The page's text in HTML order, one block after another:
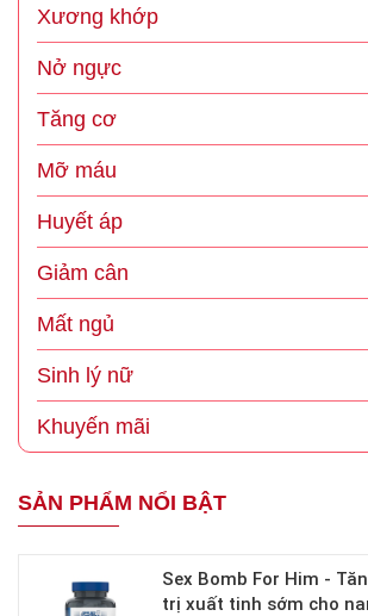
Xương khớp
Nở ngực
Tăng cơ
Mỡ máu
Huyết áp
Giảm cân
Mất ngủ
Sinh lý nữ
Khuyến mãi
SẢN PHẨM NỔI BẬT
Sex Bomb For Him -
trị xuất tinh sớm cho